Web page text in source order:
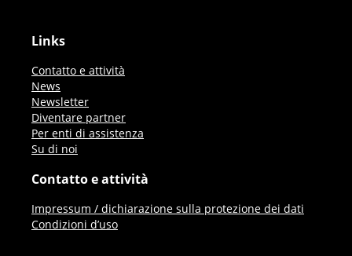
Links
Contatto e attività
News
Newsletter
Diventare partner
Per enti di assistenza
Su di noi
Contatto e attività
Impressum / dichiarazione sulla protezione dei dati
Condizioni d’uso